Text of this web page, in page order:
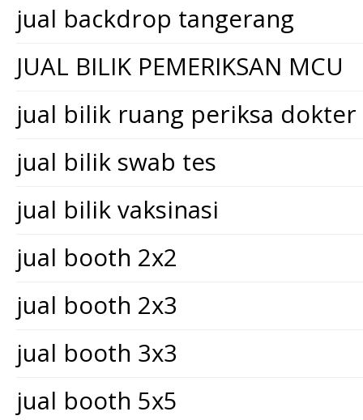
jual backdrop tangerang
JUAL BILIK PEMERIKSAN MCU
jual bilik ruang periksa dokter
jual bilik swab tes
jual bilik vaksinasi
jual booth 2x2
jual booth 2x3
jual booth 3x3
jual booth 5x5